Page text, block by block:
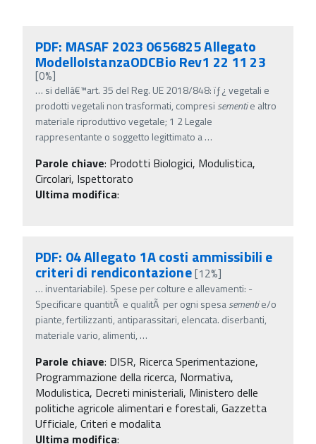
PDF: MASAF 2023 0656825 Allegato
ModelloIstanzaODCBio Rev1 22 11 23
[0%]
… si dellâ€™art. 35 del Reg. UE 2018/848: ïƒ¿ vegetali e
prodotti vegetali non trasformati, compresi sementie altro
materiale riproduttivo vegetale; 1 2 Legale
rappresentante o soggetto legittimato a…
Parole chiave: Prodotti Biologici, Modulistica,
Circolari, Ispettorato
Ultima modifica:
PDF: 04 Allegato 1A costi ammissibili e
criteri di rendicontazione[12%]
… inventariabile). Spese per colture e allevamenti: -
Specificare quantitÃ e qualitÃ per ogni spesasementie/o
piante, fertilizzanti, antiparassitari, elencata. diserbanti,
materiale vario, alimenti, …
Parole chiave: DISR, Ricerca Sperimentazione,
Programmazione della ricerca, Normativa,
Modulistica, Decreti ministeriali, Ministero delle
politiche agricole alimentari e forestali, Gazzetta
Ufficiale, Criteri e modalita
Ultima modifica: